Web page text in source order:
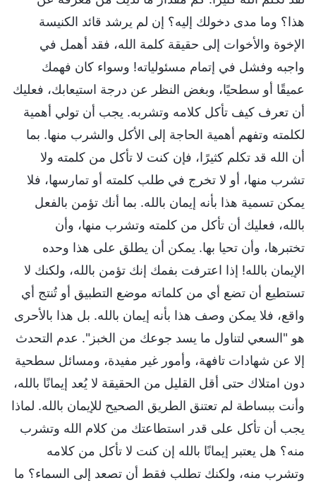
هذا؟ وما مدى دخولك إليه؟ إن لم يرشد قائد الكنيسة
الإخوة والأخوات إلى حقيقة كلمة الله، فقد أهمل في
واجبه وفشل في إتمام مسئولياته! وسواء كان فهمك
عميقًا أو سطحيًا، وبغض النظر عن درجة استيعابك، فعليك
أن تعرف كيف تأكل كلامه وتشربه. يجب أن تولي أهمية
لكلمته وتفهم أهمية الحاجة إلى الأكل والشرب منها. بما
أن الله قد تكلم كثيرًا، فإن كنت لا تأكل من كلمته ولا
تشرب منها، أو لا تخرج في طلب كلمته أو تمارسها، فلا
يمكن تسمية هذا بأنه إيمان بالله. بما أنك تؤمن بالفعل
بالله، فعليك أن تأكل من كلمته وتشرب منها، وأن
تختبرها، وأن تحيا بها. يمكن أن يطلق على هذا وحده
الإيمان بالله! إذا اعترفت بفمك إنك تؤمن بالله، ولكنك لا
تستطيع أن تضع أي من كلماته موضع التطبيق أو تُنتج أي
واقع، فلا يمكن وصف هذا بأنه إيمان بالله. بل هذا بالأحرى
هو "السعي لتناول ما يسد جوعك من الخبز". عدم التحدث
إلا عن شهادات تافهة، وأمور غير مفيدة، ومسائل سطحية
دون امتلاك حتى أقل القليل من الحقيقة لا يُعد إيمانًا بالله،
وأنت ببساطة لم تعتنق الطريق الصحيح للإيمان بالله. لماذا
يجب أن تأكل على قدر استطاعتك من كلام الله وتشرب
منه؟ هل يعتبر إيمانًا بالله إن كنت لا تأكل من كلامه
وتشرب منه، ولكنك تطلب فقط أن تصعد إلى السماء؟ ما